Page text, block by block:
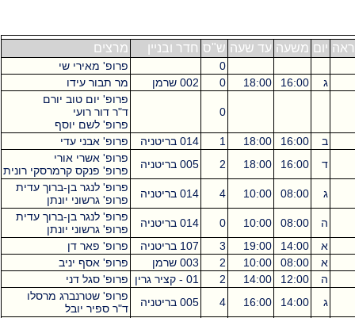
יום משעה עד שעה ש"ס חדר ובניין מרצים
0
פרופ' מאירי שי
ג
16:00
18:00
0 002 שרמן מר תבור עידו
0
פרופ' יום טוב יורם
ד"ר דור רועי
פרופ' לשם יוסף
ב
16:00
18:00
1 014 בריטניה
פרופ' אבני עדי
ד
16:00
18:00
2 005 בריטניה
פרופ' אשרי אורי
פרופ' פנקס קרמרסקי רונית
ג
08:00
10:00
4 014 בריטניה
פרופ' לנגר בן-ברוך עדית
פרופ' גרשוני יונתן
ה
08:00
10:00
0 014 בריטניה
פרופ' לנגר בן-ברוך עדית
פרופ' גרשוני יונתן
א
14:00
19:00
3 107 בריטניה
פרופ' פאר דן
א
08:00
10:00
2 003 שרמן
פרופ' אסף יניב
ה
12:00
14:00
2 01 - קציר גרין
פרופ' סגל דני
ג
14:00
16:00
4 005 בריטניה
פרופ' שטרנברג מרסלו
ד"ר ספיר יובל